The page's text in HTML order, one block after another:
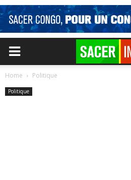
Home Politique
Politique